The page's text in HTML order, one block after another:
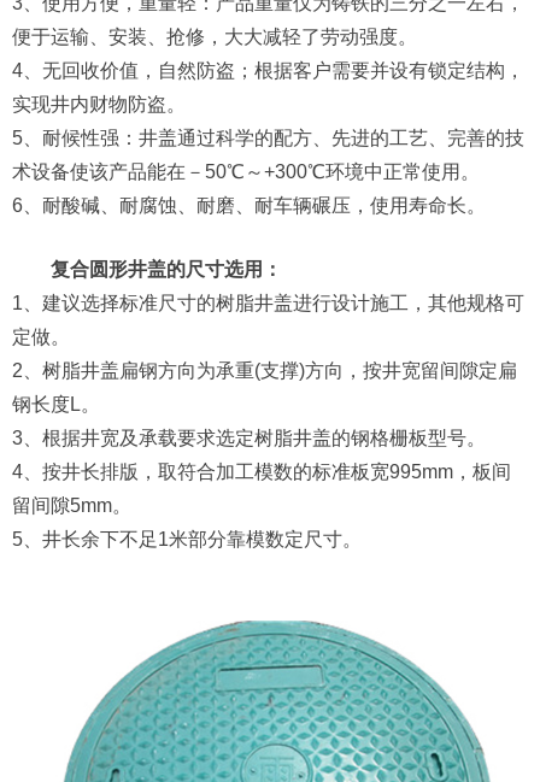
便于运输、安装、抢修，大大减轻了劳动强度。
4、无回收价值，自然防盗；根据客户需要并设有锁定结构，
实现井内财物防盗。
5、耐候性强：井盖通过科学的配方、先进的工艺、完善的技
术设备使该产品能在－50℃～+300℃环境中正常使用。
6、耐酸碱、耐腐蚀、耐磨、耐车辆碾压，使用寿命长。
复合圆形井盖的尺寸选用：
1、建议选择标准尺寸的树脂井盖进行设计施工，其他规格可
定做。
2、树脂井盖扁钢方向为承重(支撑)方向，按井宽留间隙定扁
钢长度L。
3、根据井宽及承载要求选定树脂井盖的钢格栅板型号。
4、按井长排版，取符合加工模数的标准板宽995mm，板间
留间隙5mm。
5、井长余下不足1米部分靠模数定尺寸。